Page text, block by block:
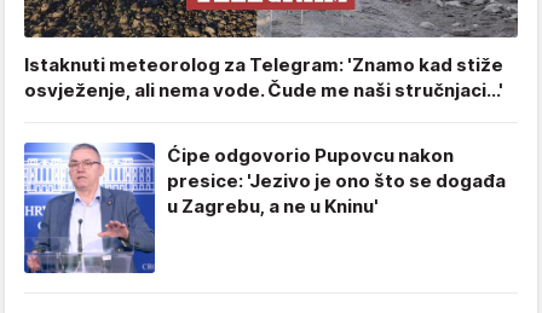
Istaknuti meteorolog za Telegram: 'Znamo kad stiže
osvježenje, ali nema vode. Čude me naši stručnjaci...'
Ćipe odgovorio Pupovcu nakon
presice: 'Jezivo je ono što se događa
u Zagrebu, a ne u Kninu'